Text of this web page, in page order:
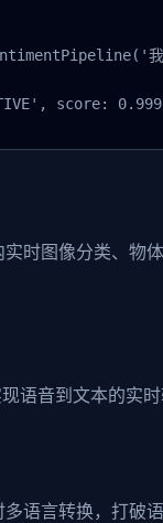
我
score:
时图像分类、物
语音到文本的实
语言转换，打破